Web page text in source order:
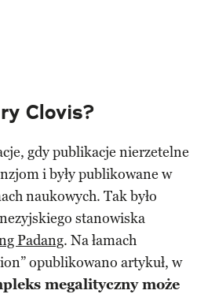
Clovis?
gdy publikacje nierzetelne
i były publikowane w
naukowych. Tak było
stanowiska
Padang. Na łamach
opublikowano artykuł, w
megalityczny może